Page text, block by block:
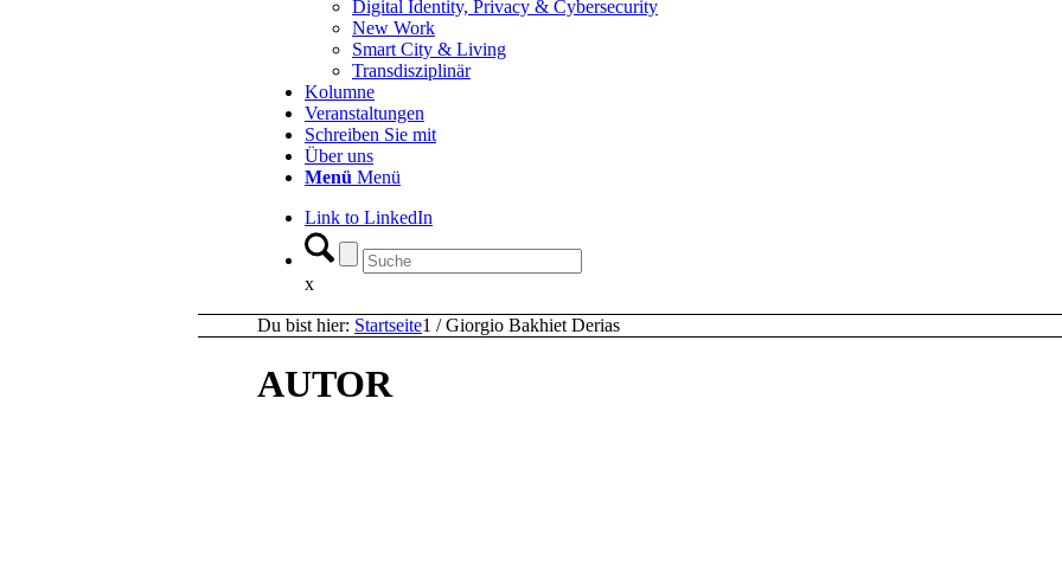
Digital Identity, Privacy & Cybersecurity
New Work
Smart City & Living
Transdisziplinär
Kolumne
Veranstaltungen
Schreiben Sie mit
Über uns
Menü Menü
Link to LinkedIn
x
Du bist hier: Startseite1 / Giorgio Bakhiet Derias
AUTOR